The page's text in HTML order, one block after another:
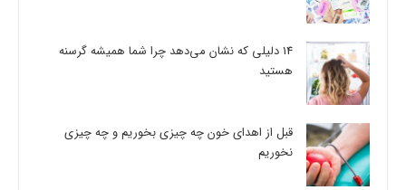
14 دلیلی که نشان می‌دهد چرا شما همیشه گرسنه
هستید
قبل از اهدای خون چه چیزی بخوریم و چه چیزی
نخوریم